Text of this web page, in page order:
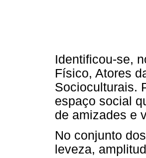
Identificou-se,
Físico, Atores
Socioculturais.
espaço social
de amizades e
No conjunto
leveza,